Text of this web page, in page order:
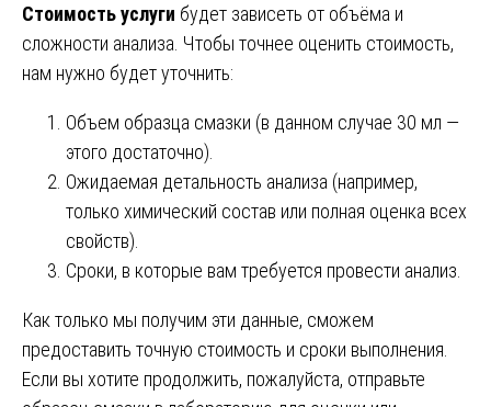
Стоимость услуги будет зависеть от объёма и
сложности анализа. Чтобы точнее оценить стоимость,
нам нужно будет уточнить:
Объем образца смазки (в данном случае 30 мл —
этого достаточно).
Ожидаемая детальность анализа (например,
только химический состав или полная оценка всех
свойств).
Сроки, в которые вам требуется провести анализ.
Как только мы получим эти данные, сможем
предоставить точную стоимость и сроки выполнения.
Если вы хотите продолжить, пожалуйста, отправьте